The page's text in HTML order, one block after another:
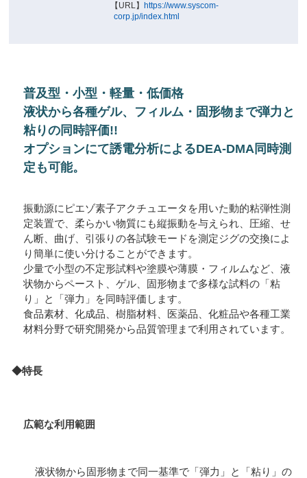
【URL】
https://www.syscom-
corp.jp/index.html
普及型・小型・軽量・低価格
液状から各種ゲル、フィルム・固形物まで弾力と
粘りの同時評価!!
オプションにて誘電分析によるDEA-DMA同時測
定も可能。
振動源にピエゾ素子アクチュエータを用いた動的粘弾性測
定装置で、柔らかい物質にも縦振動を与えられ、圧縮、せ
ん断、曲げ、引張りの各試験モードを測定ジグの交換によ
り簡単に使い分けることができます。
少量で小型の不定形試料や塗膜や薄膜・フィルムなど、液
状物からペースト、ゲル、固形物まで多様な試料の「粘
り」と「弾力」を同時評価します。
食品素材、化成品、樹脂材料、医薬品、化粧品や各種工業
材料分野で研究開発から品質管理まで利用されています。
◆特長
広範な利用範囲
液状物から固形物まで同一基準で「弾力」と「粘り」の